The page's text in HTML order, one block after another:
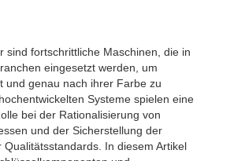
sind fortschrittliche Maschinen, die in
eingesetzt werden, um
und genau nach ihrer Farbe zu
Systeme spielen eine
bei der Rationalisierung von
und der Sicherstellung der
Qualitätsstandards. In diesem Artikel